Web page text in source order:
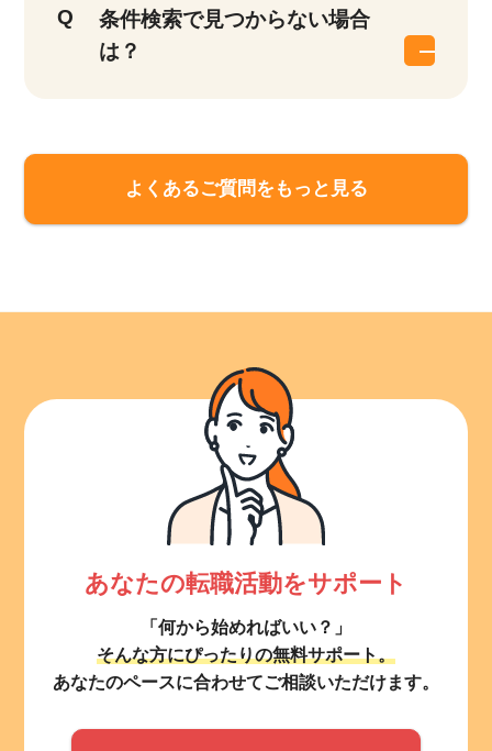
条件検索で見つからない場合
は？
よくあるご質問をもっと見る
あなたの転職活動をサポート
「何から始めればいい？」
そんな方にぴったりの無料サポート。
あなたのペースに合わせてご相談いただけます。